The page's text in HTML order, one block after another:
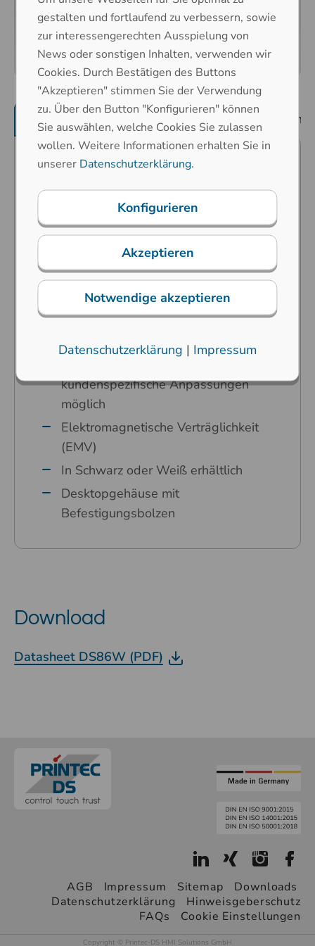
Produktmerkmale mechanische
Prädestiniert für industrielle
Anwendungen in rauesten
Umgebungen
Karbon-Kontakt-Technologie
Hoher Bedienkomfort durch speziell
entwickelte ergonomische Tasten
Tastensymbole sind durch
Laserätzung abriebfest
Jede Ländervariante ist möglich
kundenspezifische Anpassungen
möglich
Elektromagnetische Verträglichkeit
(EMV)
In Schwarz oder Weiß erhältlich
Desktopgehäuse mit
Befestigungsbolzen
Download
Datasheet DS86W (PDF)
AGB Impressum Sitemap
Downloads
Datenschutzerklärung
Hinweisgeberschutz
FAQs
Cookie Einstellungen
Copyright © Printec-DS HMI Solutions GmbH
gestalten und fortlaufend zu verbessern, sowie
zur interessengerechten Ausspielung von
News oder sonstigen Inhalten, verwenden wir
Cookies. Durch Bestätigen des Buttons
"Akzeptieren" stimmen Sie der Verwendung
zu. Über den Button "Konfigurieren" können
Sie auswählen, welche Cookies Sie zulassen
wollen. Weitere Informationen erhalten Sie in
unserer Datenschutzerklärung.
Konfigurieren
Akzeptieren
Notwendige akzeptieren
Datenschutzerklärung | Impressum